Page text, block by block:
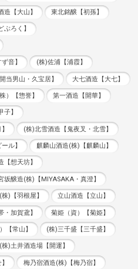
造【大山】 東北銘醸【初孫】
ろく】
音】 (株)佐浦【浦霞】
当男山・久宝居】 大七酒造【大七】
）【惣誉】 第一酒造【開華】
】
(株)北雪酒造【鬼夜叉・北雪】
ル】 麒麟山酒造(株)【麒麟山】
【想天坊】
坂醸造(株)【MIYASAKA・真澄】
)【羽根屋】 立山酒造【立山】
・加賀鳶】 菊姫（資）【菊姫】
【常山】 (株)三千盛【三千盛】
(株)土井酒造場【開運】
梅乃宿酒造(株)【梅乃宿】